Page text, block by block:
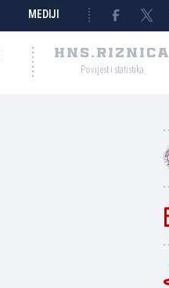
MEDIJI
HNS.RIZNICA
Povijest i statistika